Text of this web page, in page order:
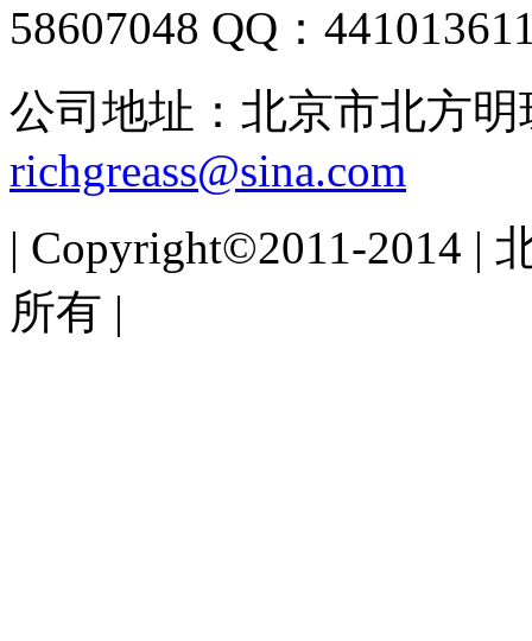
58607048 QQ：
公司地址：北京市北方明
richgreass@sina.com
| Copyright©2011-2014 |
所有 |